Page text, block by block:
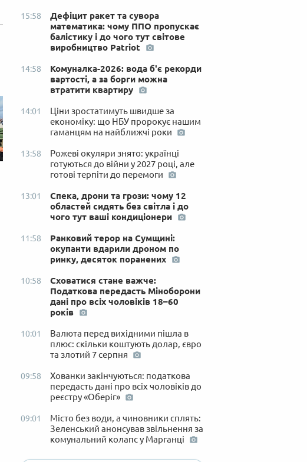
15:58
Дефіцит ракет та сувора
математика: чому ППО пропускає
балістику і до чого тут світове
виробництво Patriot
14:58
Комуналка-2026: вода б'є рекорди
вартості, а за борги можна
втратити квартиру
14:01
Ціни зростатимуть швидше за
економіку: що НБУ пророкує нашим
гаманцям на найближчі роки
13:58
Рожеві окуляри знято: українці
готуються до війни у 2027 році, але
готові терпіти до перемоги
13:01
Спека, дрони та грози: чому 12
областей сидять без світла і до
чого тут ваші кондиціонери
11:58
Ранковий терор на Сумщині:
окупанти вдарили дроном по
ринку, десяток поранених
10:58
Сховатися стане важче:
Податкова передасть Міноборони
дані про всіх чоловіків 18–60
років
10:01
Валюта перед вихідними пішла в
плюс: скільки коштують долар, євро
та злотий 7 серпня
09:58
Хованки закінчуються: податкова
передасть дані про всіх чоловіків до
реєстру «Оберіг»
09:01
Місто без води, а чиновники сплять:
Зеленський анонсував звільнення за
комунальний колапс у Марганці